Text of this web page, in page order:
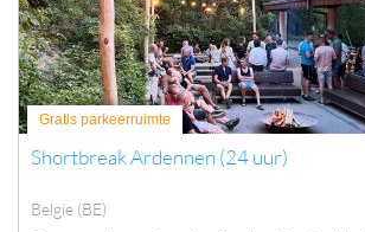
Gratis parkeerruimte
Shortbreak Ardennen (24 uur)
Belgie (BE)